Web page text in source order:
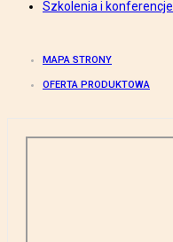
Szkolenia i konferencje
MAPA STRONY
OFERTA PRODUKTOWA